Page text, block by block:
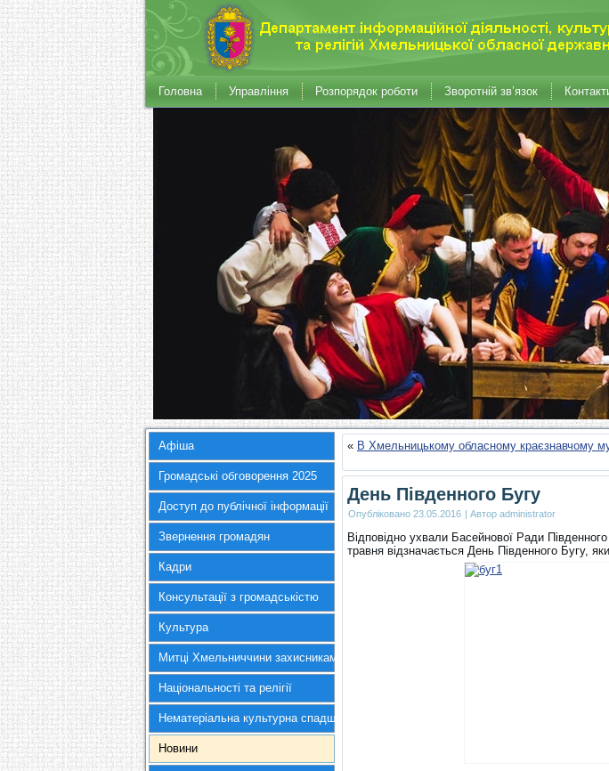
Головна Управління Розпорядок роботи Зворотній зв’язок
Афіша
Громадські обговорення 2025
Доступ до публічної інформації
Звернення громадян
Кадри
Консультації з громадськістю
Культура
Митці Хмельниччини захисникам України
Національності та релігії
Нематеріальна культурна спадщина
Новини
« В Хмельницькому обласному краєзнавчому
День Південного Бугу
Опубліковано 23.05.2016 | Автор administrator
Відповідно ухвали Басейнової Ради
травня відзначається День Південного Бугу,